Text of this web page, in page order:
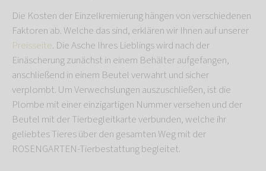
Die Kosten der Einzelkremierung hängen von verschiedenen
Faktoren ab. Welche das sind, erklären wir Ihnen auf unserer
Preisseite. Die Asche Ihres Lieblings wird nach der
Einäscherung zunächst in einem Behälter aufgefangen,
anschließend in einem Beutel verwahrt und sicher
verplombt. Um Verwechslungen auszuschließen, ist die
Plombe mit einer einzigartigen Nummer versehen und der
Beutel mit der Tierbegleitkarte verbunden, welche ihr
geliebtes Tieres über den gesamten Weg mit der
ROSENGARTEN-Tierbestattung begleitet.